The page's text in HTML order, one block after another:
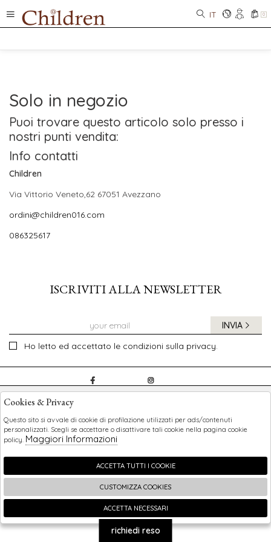
IT 0
Solo in negozio
Puoi trovare questo articolo solo presso i
nostri punti vendita:
Info contatti
Children
Via Vittorio Veneto,62 67051 Avezzano
ordini@children016.com
086325617
ISCRIVITI ALLA NEWSLETTER
Ho letto ed accettato le condizioni sulla privacy.
INVIA
SHOPPING
EXTRA
🍪
richiedi reso
Cookies & Privacy
Questo sito si avvale di cookie di profilazione utilizzati per ads/contenuti
personalizzati. Scegli se accettare o disattivare tali cookie nella pagina cookie
policy. Maggiori Informazioni
ACCETTA TUTTI I COOKIE
CUSTOMIZZA COOKIES
ACCETTA NECESSARI